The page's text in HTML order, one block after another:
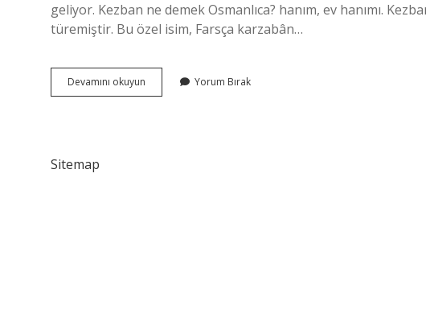
geliyor. Kezban ne demek Osmanlıca? hanım, ev hanımı.
türemiştir. Bu özel isim, Farsça karzabân…
Devamını okuyun
Kezban
Yorum Bırak
Sitemap